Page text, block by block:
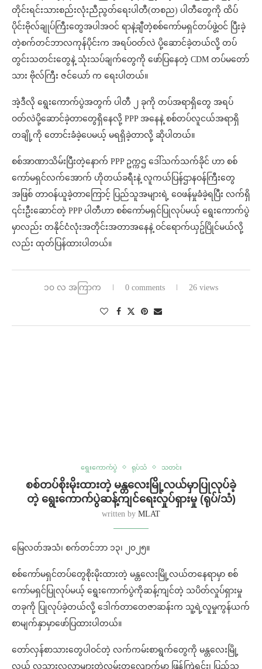
တိုင်းရင်းသားစည်းလုံးညီညွတ်ရေးပါတီ(တစည) ပါတီတွေကို ထိပ်
ပိုင်းဗိုလ်ချုပ်ကြီးတွေအပါအဝင် ရာနဲ့ချီတဲ့စစ်ကော်မရှင်တပ်ဖွဲ့ဝင် ပြီးခဲ့
တဲ့စက်တင်ဘာလကုန်ပိုင်းက အရပ်ဝတ်လဲ ပို့ဆောင်ခဲ့တယ်လို့ တပ်
တွင်းသတင်းတွေနဲ့ သုံးသပ်ချက်တွေကို ဖော်ပြနေတဲ့ CDM တပ်မတော်
သား ဗိုလ်ကြီး ဇင်ယော် က ရေးပါတယ်။
အဲ့ဒီလို ရွေးကောက်ပွဲအတွက် ပါတီ ၂ ခုကို တပ်အရာရှိတွေ အရပ်
ဝတ်လဲပို့ဆောင်ခဲ့တာတွေရှိနေလို့ PPP အနေနဲ့ စစ်တပ်လူငယ်အရာရှိ
တချို့ကို တောင်းခံခဲ့ပေမယ့် မရရှိခဲ့တာလို့ ဆိုပါတယ်။
စစ်အာဏာသိမ်းပြီးတဲ့နောက် PPP ဥက္ကဌ ဒေါ်သက်သက်ခိုင် ဟာ စစ်
ကော်မရှင်လက်အောက် ဟိုတယ်ခရီးနဲ့ လူကယ်ပြန်ဌာနဝန်ကြီးတွေ
အဖြစ် တာဝန်ယူခဲ့တာကြောင့် ပြည်သူအများရဲ့ ဝေဖန်မှုခံခဲ့ရပြီး လက်ရှိ
၎င်းဦးဆောင်တဲ့ PPP ပါတီဟာ စစ်ကော်မရှင်ပြုလုပ်မယ့် ရွေးကောက်ပွဲ
မှာလည်း တနိုင်ငံလုံးအတိုင်းအတာအနေနဲ့ ဝင်ရောက်ယှဥ်ပြိုင်မယ်လို့
လည်း ထုတ်ပြန်ထားပါတယ်။
၁၀ လ အကြာက 0 comments 26 views
ရွေးကောက်ပွဲ ရုပ်သံ သတင်း
စစ်တပ်စိုးမိုးထားတဲ့ မန္တလေးမြို့လယ်မှာပြုလုပ်ခဲ့
တဲ့ ရွေးကောက်ပွဲဆန့်ကျင်ရေးလှုပ်ရှားမှု (ရုပ်/သံ)
written by MLAT
မြေလတ်အသံ၊ စက်တင်ဘာ ၁၃၊ ၂၀၂၅။
စစ်ကော်မရှင်တပ်တွေစိုးမိုးထားတဲ့ မန္တလေးမြို့လယ်တနေရာမှာ စစ်
ကော်မရှင်ပြုလုပ်မယ့် ရွေးကောက်ပွဲကိုဆန့်ကျင်တဲ့ သပိတ်လှုပ်ရှားမှု
တခုကို ပြုလုပ်ခဲ့တယ်လို့ ဒေါက်တာတေဇာဆန်းက သူ့ရဲ့လူမှုကွန်ယက်
စာမျက်နှာမှာဖော်ပြထားပါတယ်။
တော်လှန်စာသားတွေပါဝင်တဲ့ လက်ကမ်းစာရွက်တွေကို မန္တလေးမြို့
လယ် လူသွားလူလာများတဲ့လမ်းတလျောက်မှာ ဖြန့်ကြဲရင်း၊ ပြည်သူ